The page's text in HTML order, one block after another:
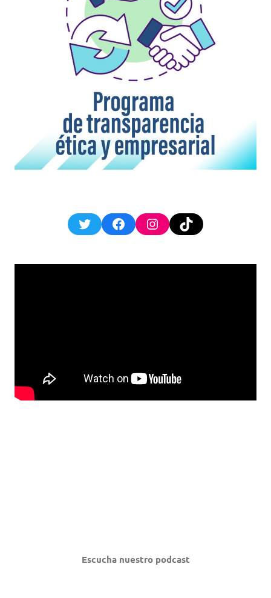
TwitterFacebookInstagram
TikTok
Escucha nuestro podcast